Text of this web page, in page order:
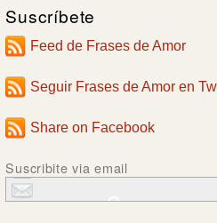
Suscríbete
Feed de Frases de Amor
Seguir Frases de Amor en
Share on Facebook
Suscribite via email